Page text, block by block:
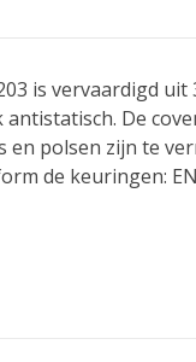
203 is vervaardigd
De
en polsen zijn te
de keuringen: